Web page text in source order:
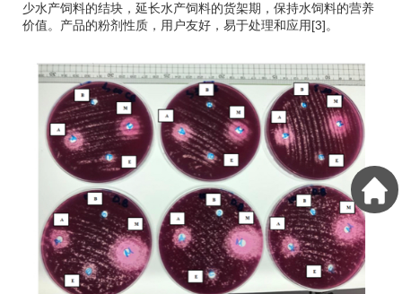
少水产饲料的结块，延长水产饲料的货架期，保持水饲料的营养
价值。产品的粉剂性质，用户友好，易于处理和应用[3]。